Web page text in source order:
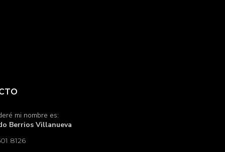
mi nombre es:
Berrios Villanueva
8126